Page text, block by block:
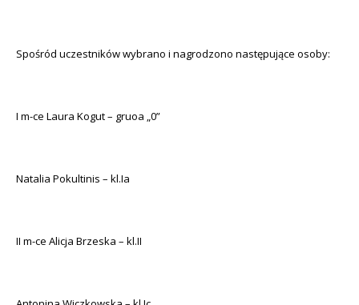
Spośród uczestników wybrano i nagrodzono następujące osoby:
I m-ce Laura Kogut – gruoa „0”
Natalia Pokultinis – kl.Ia
II m-ce Alicja Brzeska – kl.II